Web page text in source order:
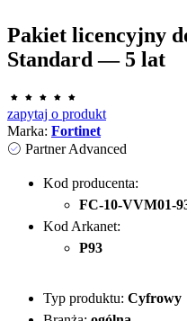
Pakiet licencyjny
Standard — 5 lat
zapytaj o produkt
Marka: Fortinet
Partner Advanced
Kod producenta:
FC-10-VVM01-
Kod Arkanet:
P93
Typ produktu: Cyfrowy